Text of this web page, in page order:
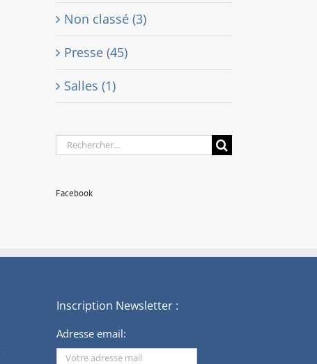
Non classé (3)
Presse (45)
Salles (1)
Rechercher:
Facebook
Inscription Newsletter :
Adresse email: